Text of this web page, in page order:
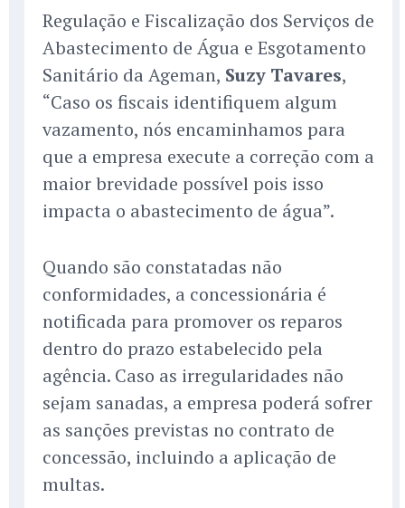
Regulação e Fiscalização dos Serviços de
Abastecimento de Água e Esgotamento
Sanitário da Ageman, Suzy Tavares,
“Caso os fiscais identifiquem algum
vazamento, nós encaminhamos para
que a empresa execute a correção com a
maior brevidade possível pois isso
impacta o abastecimento de água”.
Quando são constatadas não
conformidades, a concessionária é
notificada para promover os reparos
dentro do prazo estabelecido pela
agência. Caso as irregularidades não
sejam sanadas, a empresa poderá sofrer
as sanções previstas no contrato de
concessão, incluindo a aplicação de
multas.